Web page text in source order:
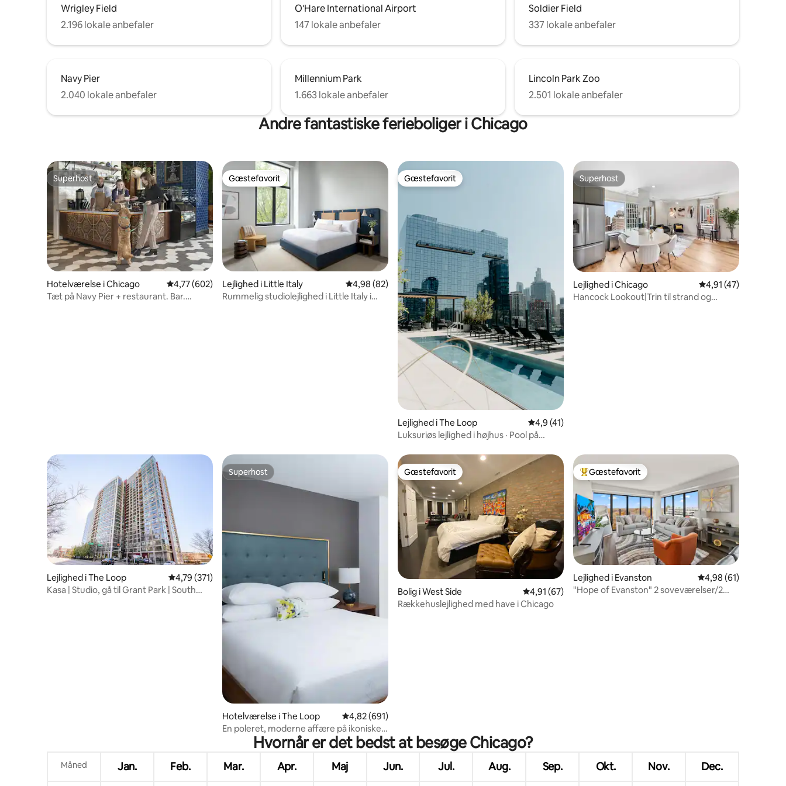
gratis EV-tilslutning, hvis du har brug for
det) for 20 dollars per nat.
Wrigley Field
2.196 lokale anbefaler
O'Hare International Airport
147 lokale anbefaler
Soldier Field
337 lokale anbefaler
Navy Pier
2.040 lokale anbefaler
Millennium Park
1.663 lokale anbefaler
Lincoln Park Zoo
2.501 lokale anbefaler
Andre fantastiske ferieboliger i Chicago
Superhost
Superhost
Hotelværelse i Chicago 4,77 ud af 5 i gennemsnitlig bedømmelse, 602 omtaler
4,77 (602)
Tæt på Navy Pier + restaurant. Bar.
Gæstefavorit
Gæstefavorit
Lejlighed i Little Italy 4,98 ud af 5 i gennemsnitlig bedømmelse, 82 omtaler
4,98 (82)
Rummelig studiolejlighed i Little Italy i
Gæstefavorit
Gæstefavorit
Lejlighed i The Loop 4,9 ud af 5 i gennemsnitlig bedømmelse, 41 omtaler
4,9 (41)
Luksuriøs lejlighed i højhus · Pool på
Superhost
Superhost
Lejlighed i Chicago 4,91 ud af 5 i
4,91 (47)
Hancock Lookout|Trin til strand og
Lejlighed i The Loop 4,79 ud af 5 i gennemsnitlig bedømmelse, 371 omtaler
4,79 (371)
Kasa | Studio, gå til Grant Park | South
Superhost
Superhost
Hotelværelse i The Loop 4,82 ud af 5 i gennemsnitlig bedømmelse, 691 omtaler
4,82 (691)
En poleret, moderne affære på ikoniske
Michigan Ave.
Gæstefavorit
Gæstefavorit
Bolig i West Side 4,91 ud af 5 i gennemsnitlig bedømmelse, 67 omtaler
4,91 (67)
Rækkehuslejlighed med have i Chicago
Bedste gæstefavorit
Gæstefavorit
Lejlighed i Evanston 4,98 ud af 5 i
4,98 (61)
"Hope of Evanston" 2 soveværelser/2
Hvornår er det bedst at besøge Chicago?
Måned Jan. Feb. Mar. Apr. Maj Jun. Jul. Aug. Sep. Okt. Nov. Dec.